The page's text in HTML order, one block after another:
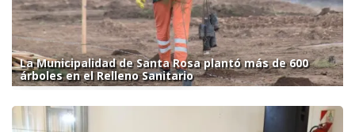
La Municipalidad de Santa Rosa plantó más de 600
árboles en el Relleno Sanitario